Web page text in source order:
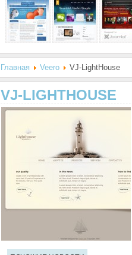
Главная Veero VJ-LightHouse
VJ-LIGHTHOUSE